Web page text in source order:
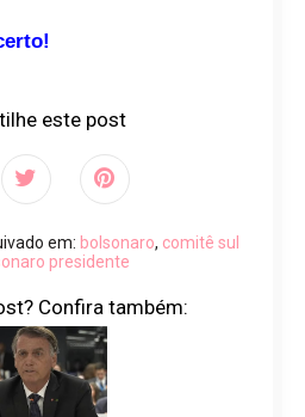
este post
em: bolsonaro, comitê sul
presidente
Confira também: